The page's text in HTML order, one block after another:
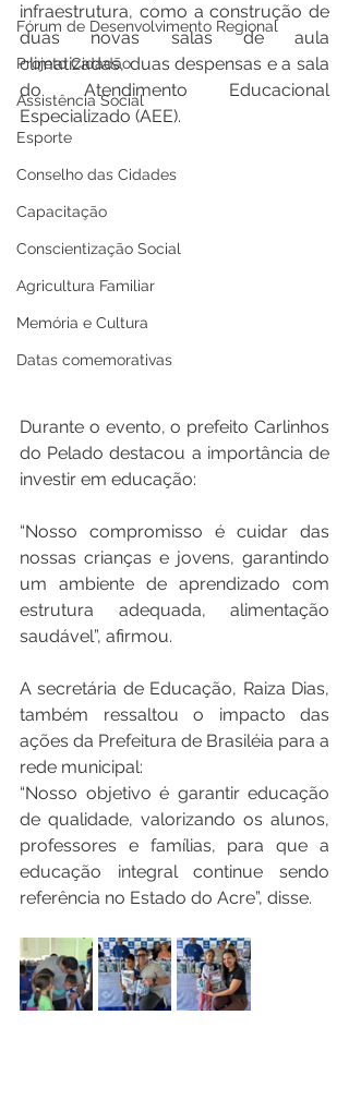
Fórum de Desenvolvimento Regional
Projeto Cidadão
Assistência Social
Esporte
Conselho das Cidades
Capacitação
Conscientização Social
Agricultura Familiar
Memória e Cultura
Datas comemorativas
infraestrutura, como a construção de
duas novas salas de aula
climatizadas, duas despensas e a sala
do Atendimento Educacional
Especializado (AEE).
Durante o evento, o prefeito Carlinhos
do Pelado destacou a importância de
investir em educação:
“Nosso compromisso é cuidar das
nossas crianças e jovens, garantindo
um ambiente de aprendizado com
estrutura adequada, alimentação
saudável”, afirmou.
A secretária de Educação, Raiza Dias,
também ressaltou o impacto das
ações da Prefeitura de Brasiléia para a
rede municipal:
“Nosso objetivo é garantir educação
de qualidade, valorizando os alunos,
professores e famílias, para que a
educação integral continue sendo
referência no Estado do Acre”, disse.